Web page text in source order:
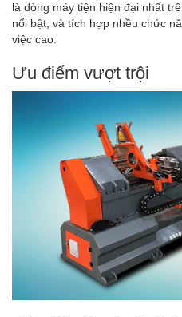
là dòng máy tiện hiện đại nhất
nổi bật, và tích hợp nhều chức
việc cao.
Ưu điếm vượt trội